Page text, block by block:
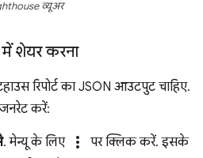
व्यूअर
में शेयर करना
रिपोर्ट का JSON आउटपुट चाहिए.
करें:
. मेन्यू के लिए more_vert
पर क्लिक करें. इसके